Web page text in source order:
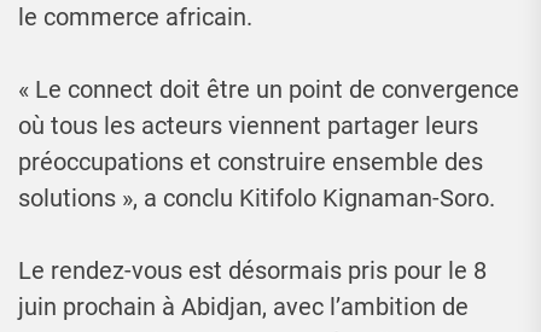
le commerce africain.
« Le connect doit être un point de convergence
où tous les acteurs viennent partager leurs
préoccupations et construire ensemble des
solutions », a conclu Kitifolo Kignaman-Soro.
Le rendez-vous est désormais pris pour le 8
juin prochain à Abidjan, avec l’ambition de